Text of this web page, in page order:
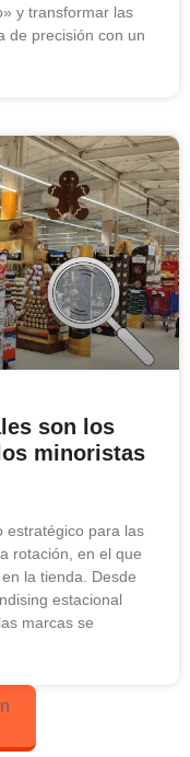
y transformar las
de precisión con un
son los
minoristas
estratégico para las
rotación, en el que
la tienda. Desde
estacional
marcas se